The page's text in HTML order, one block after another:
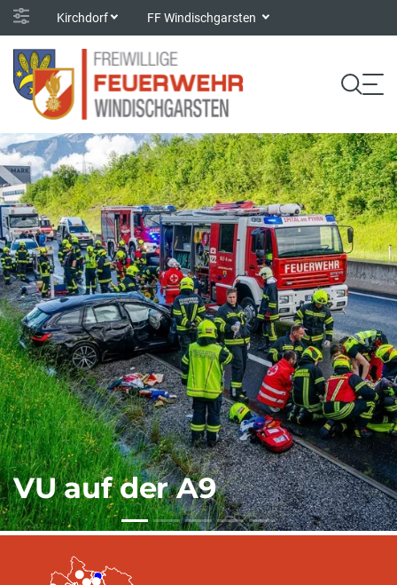
Kirchdorf FF Windischgarsten
Übung